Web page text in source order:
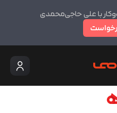
با علی حاجی‌محمدی